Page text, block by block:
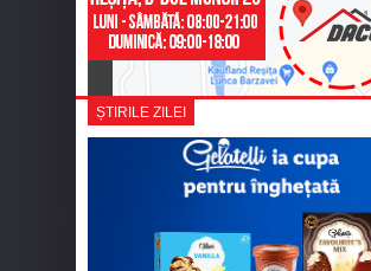
ȘTIRILE ZILEI